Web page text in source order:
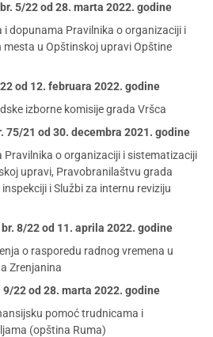
5/22 od 28. marta 2022. godine
i dopunama Pravilnika o organizaciji i
u Opštinskoj upravi Opštine
od 12. februara 2022. godine
izborne komisije grada Vršca
75/21 od 30. decembra 2021. godine
Pravilnika o organizaciji i sistematizaciji
upravi, Pravobranilaštvu grada
i Službi za internu reviziju
8/22 od 11. aprila 2022. godine
o rasporedu radnog vremena u
Zrenjanina
9/22 od 28. marta 2022. godine
pomoć trudnicama i
(opština Ruma)